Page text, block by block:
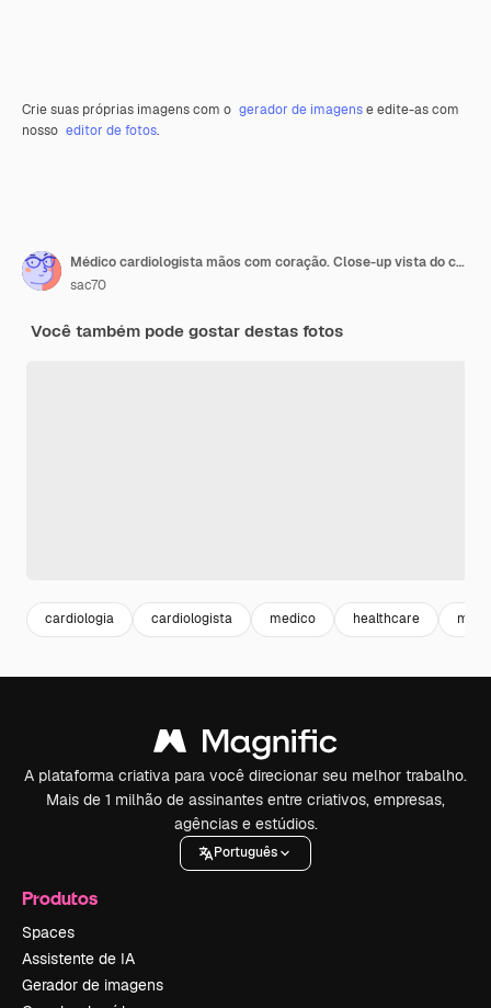
Crie suas próprias imagens com o gerador de imagense edite-as com
nosso editor de fotos.
Médico cardiologista mãos com coração. Close-up vista do coração nas mãos com luvas de médico vestindo jaleco branco.
sac70
Você também pode gostar destas fotos
cardiologia cardiologista medico healthcare
A plataforma criativa para você direcionar seu melhor trabalho.
Mais de 1 milhão de assinantes entre criativos, empresas,
agências e estúdios.
Português
Produtos
Spaces
Assistente de IA
Gerador de imagens